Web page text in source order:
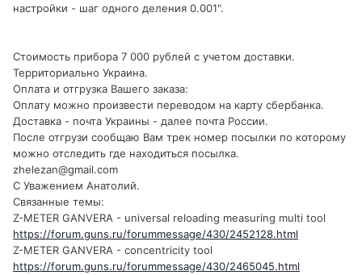
настройки - шаг одного деления 0.001".
Стоимость прибора 7 000 рублей с учетом доставки.
Территориально Украина.
Оплата и отгрузка Вашего заказа:
Оплату можно произвести переводом на карту сбербанка.
Доставка - почта Украины - далее почта России.
После отгрузи сообщаю Вам трек номер посылки по которому
можно отследить где находиться посылка.
zhelezan@gmail.com
С Уважением Анатолий.
Связанные темы:
Z-METER GANVERA - universal reloading measuring multi tool
https://forum.guns.ru/forummessage/430/2452128.html
Z-METER GANVERA - concentricity tool
https://forum.guns.ru/forummessage/430/2465045.html